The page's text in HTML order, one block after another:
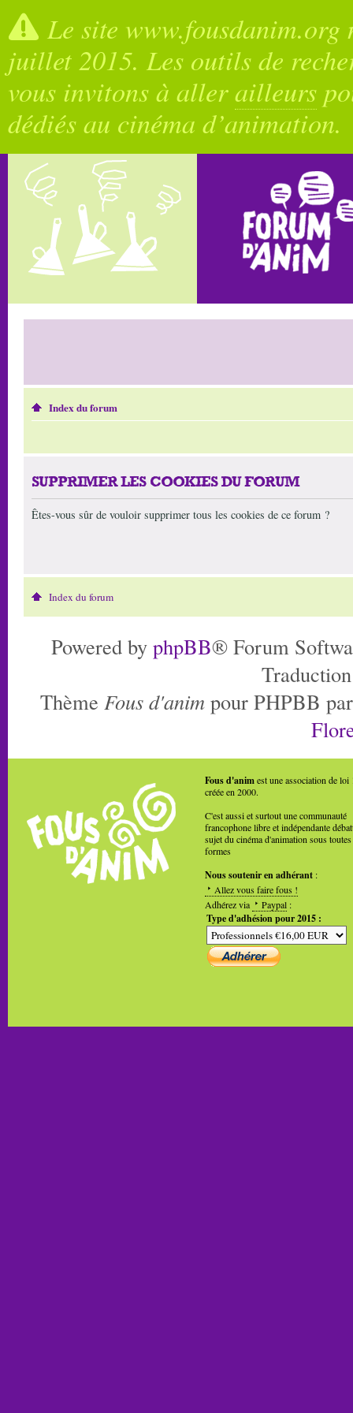
Le site
juillet 2015. Les outils de
vous invitons à allerailleurs
dédiés au cinéma d’animation.
Index du forum
SUPPRIMER LES COOKIES DU FORUM
Êtes-vous sûr de vouloir supprimer tous les cookies de ce forum ?
Index du forum
Powered by phpBB® Forum
Thème Fous d'anim pour PHPBB
Fous d'animest une association de loi
créée en 2000.
C'est aussi et surtout une communauté
francophone libre et indépendante
sujet du cinéma d'animation sous toutes
formes
Nous soutenir en adhérant :
Allez vous faire fous !
Adhérez via
Paypal :
Type d'adhésion pour 2015 :